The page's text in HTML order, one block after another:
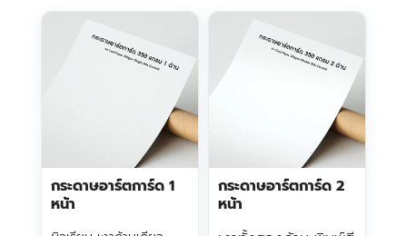
กระดาษอาร์ตการ์ด 1
หน้า
กระดาษอาร์ตการ์ด 2
หน้า